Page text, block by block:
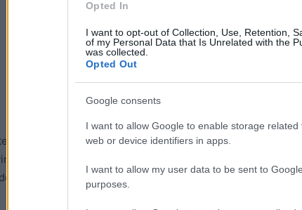
Opted In
I want to opt-out of Collection, Use, Retention,
of my Personal Data that Is Unrelated with the
was collected.
Opted Out
Google consents
I want to allow Google to enable storage
web or device identifiers in apps.
I want to allow my user data to be sent to
purposes.
mi-ai scris
si-mi zic
asta nu-i un vis